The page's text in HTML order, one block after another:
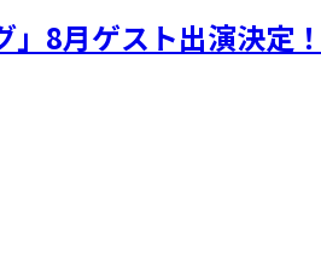
8月ゲスト出演決定！